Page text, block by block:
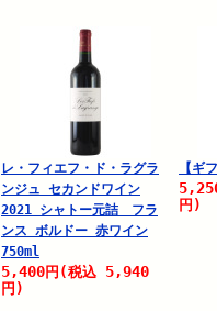
レ・フィエフ・ド・ラグラ
ンジュ セカンドワイン
2021 シャトー元詰 フラ
ンス ボルドー 赤ワイン
750ml
5,400円 (税込 5,940
円)
【ギ
円)